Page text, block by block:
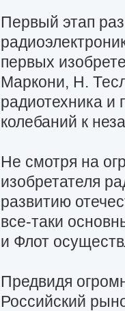
Первый этап
первых
Маркони, Н.
радиотехника и
колебаний к
Не смотря на
изобретателя
развитию
все-таки
и Флот
Предвидя
Российский